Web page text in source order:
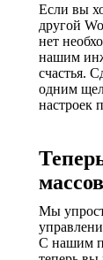
Если вы
другой
нет
нашим
счастья.
одним
настроек
Мы
С нашим